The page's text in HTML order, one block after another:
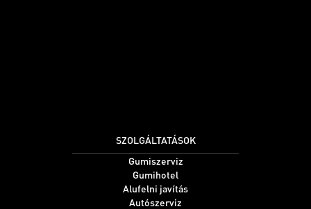
SZOLGÁLTATÁSOK
Gumiszerviz
Gumihotel
Alufelni javítás
Autószerviz